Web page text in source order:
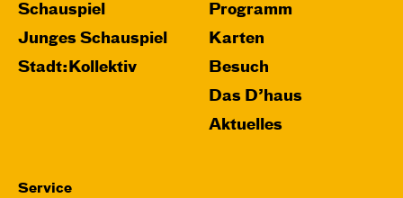
Schauspiel
Junges Schauspiel
Stadt:Kollektiv
Programm
Karten
Besuch
Das D’haus
Aktuelles
Service